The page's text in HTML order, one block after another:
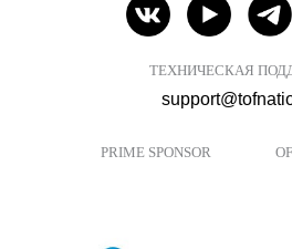
ТЕХНИЧЕСКАЯ
PRIME SPONSOR